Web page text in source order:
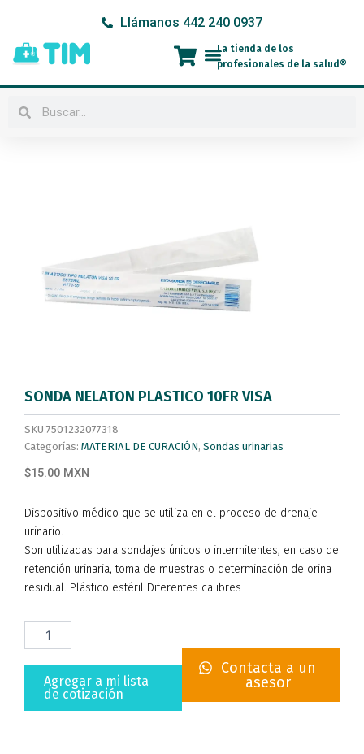
contenido
Llámanos 442 240 0937
Menú
La tienda de los
profesionales de la salud®
Buscar
SONDA NELATON PLASTICO 10FR VISA
SKU 7501232077318
Categorías: MATERIAL DE CURACIÓN, Sondas urinarias
$15.00 MXN
Dispositivo médico que se utiliza en el proceso de drenaje
urinario.
Son utilizadas para sondajes únicos o intermitentes, en caso de
retención urinaria, toma de muestras o determinación de orina
residual. Plástico estéril Diferentes calibres
SONDA
NELATON
VISAAgregar a mi lista
de cotización
Contacta a un
asesor